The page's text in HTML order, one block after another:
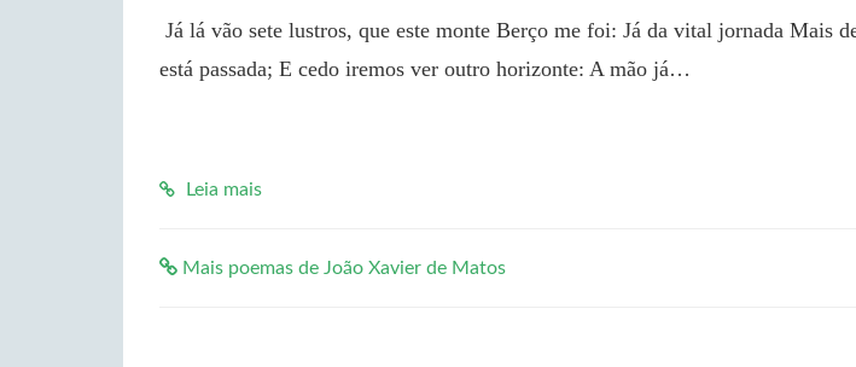
está passada; E cedo iremos ver outro horizonte: A mão já…
Leia mais
Mais poemas de João Xavier de Matos